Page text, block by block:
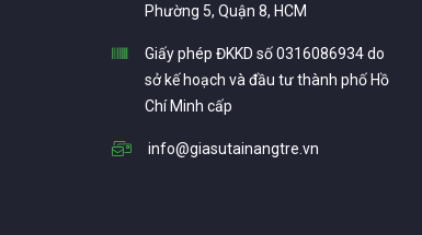
Phường 5, Quận 8, HCM
Giấy phép ĐKKD số 0316086934 do
sở kế hoạch và đầu tư thành phố Hồ
Chí Minh cấp
info@giasutainangtre.vn